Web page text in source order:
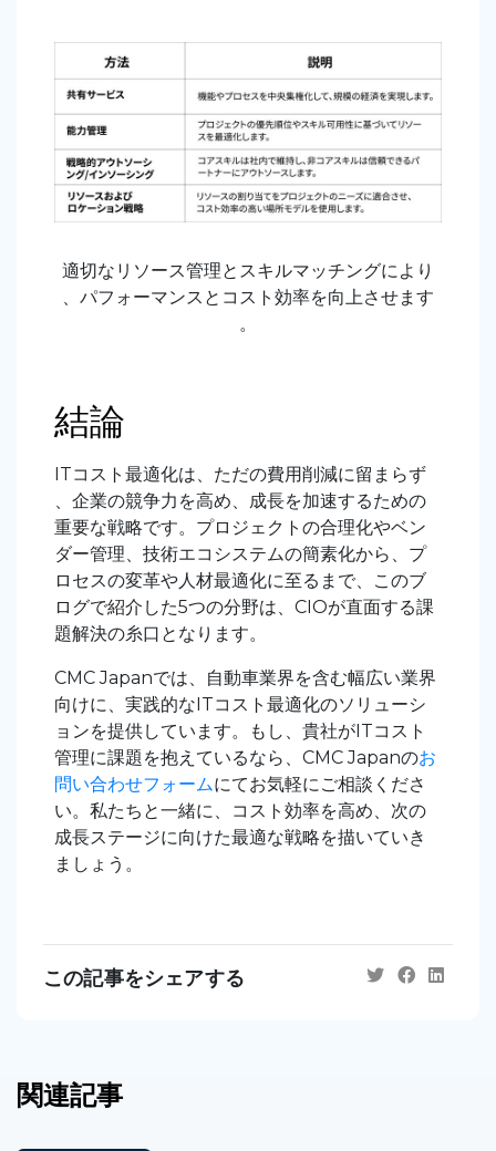
適切なリソース管理とスキルマッチングにより
、パフォーマンスとコスト効率を向上させます
。
結論
ITコスト最適化は、ただの費用削減に留まらず
、企業の競争力を高め、成長を加速するための
重要な戦略です。プロジェクトの合理化やベン
ダー管理、技術エコシステムの簡素化から、プ
ロセスの変革や人材最適化に至るまで、このブ
ログで紹介した5つの分野は、CIOが直面する課
題解決の糸口となります。
CMC Japanでは、自動車業界を含む幅広い業界
向けに、実践的なITコスト最適化のソリューシ
ョンを提供しています。もし、貴社がITコスト
管理に課題を抱えているなら、CMC Japanのお
問い合わせフォームにてお気軽にご相談くださ
い。私たちと一緒に、コスト効率を高め、次の
成長ステージに向けた最適な戦略を描いていき
ましょう。
この記事をシェアする
関連記事